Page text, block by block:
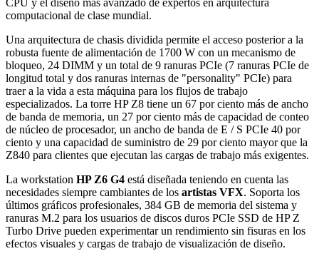
CPU y el diseño más avanzado de expertos en arquitectura
computacional de clase mundial.
Una arquitectura de chasis dividida permite el acceso posterior a la
robusta fuente de alimentación de 1700 W con un mecanismo de
bloqueo, 24 DIMM y un total de 9 ranuras PCIe (7 ranuras PCIe de
longitud total y dos ranuras internas de "personality" PCIe) para
traer a la vida a esta máquina para los flujos de trabajo
especializados. La torre HP Z8 tiene un 67 por ciento más de ancho
de banda de memoria, un 27 por ciento más de capacidad de conteo
de núcleo de procesador, un ancho de banda de E / S PCIe 40 por
ciento y una capacidad de suministro de 29 por ciento mayor que la
Z840 para clientes que ejecutan las cargas de trabajo más exigentes.
La workstation HP Z6 G4 está diseñada teniendo en cuenta las
necesidades siempre cambiantes de los artistas VFX. Soporta los
últimos gráficos profesionales, 384 GB de memoria del sistema y
ranuras M.2 para los usuarios de discos duros PCIe SSD de HP Z
Turbo Drive pueden experimentar un rendimiento sin fisuras en los
efectos visuales y cargas de trabajo de visualización de diseño.